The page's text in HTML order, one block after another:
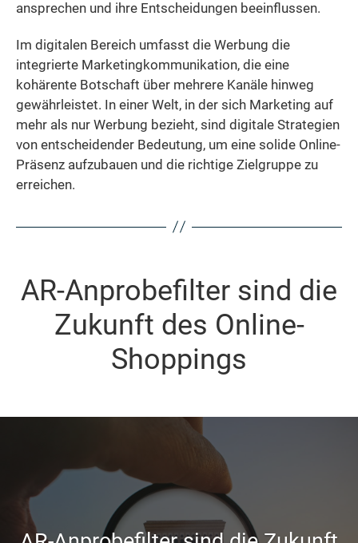
ansprechen und ihre Entscheidungen beeinflussen.
Im digitalen Bereich umfasst die Werbung die
integrierte Marketingkommunikation, die eine
kohärente Botschaft über mehrere Kanäle hinweg
gewährleistet. In einer Welt, in der sich Marketing auf
mehr als nur Werbung bezieht, sind digitale Strategien
von entscheidender Bedeutung, um eine solide Online-
Präsenz aufzubauen und die richtige Zielgruppe zu
erreichen.
AR-Anprobefilter sind die
Zukunft des Online-
Shoppings